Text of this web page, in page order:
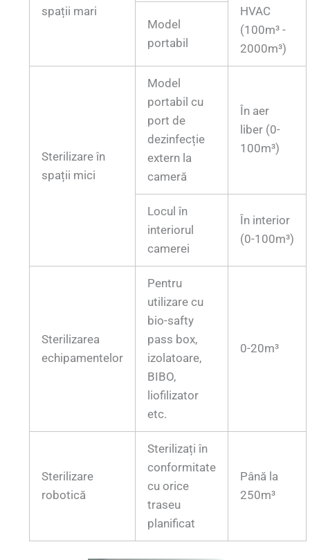
spații mari
HVAC
(100m³ -
2000m³)
Model
portabil
Sterilizare în
spații mici
Model
portabil cu
port de
dezinfecție
extern la
cameră
În aer
liber (0-
100m³)
Locul în
interiorul
camerei
În interior
(0-100m³)
Sterilizarea
echipamentelor
Pentru
utilizare cu
bio-safty
pass box,
izolatoare,
BIBO,
liofilizator
etc.
0-20m³
Sterilizare
robotică
Sterilizați în
conformitate
cu orice
traseu
planificat
Până la
250m³